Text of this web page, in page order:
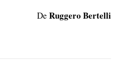
De Ruggero Bertelli